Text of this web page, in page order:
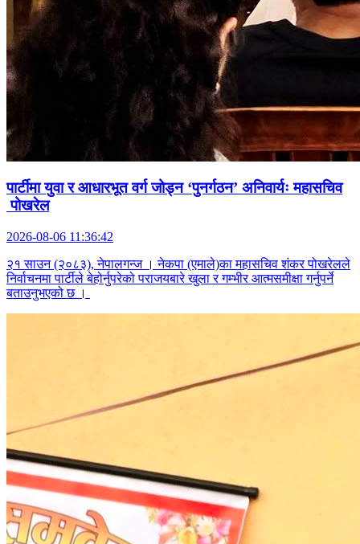
पार्टीमा युवा र आधारभूत वर्ग जोड्न ‘पुनर्गठन’ अनिवार्यः महासचिव
पोखरेल
2026-08-06 11:36:42
२१ साउन (२०८३), नेपालगन्ज । नेकपा (एमाले)का महासचिव शंकर पोखरेलले
निर्वाचनमा पार्टीले बेहोर्नुपरेको पराजयबारे खुला र गम्भीर आत्मसमीक्षा गर्नुपर्ने
बताउनुभएको छ ।